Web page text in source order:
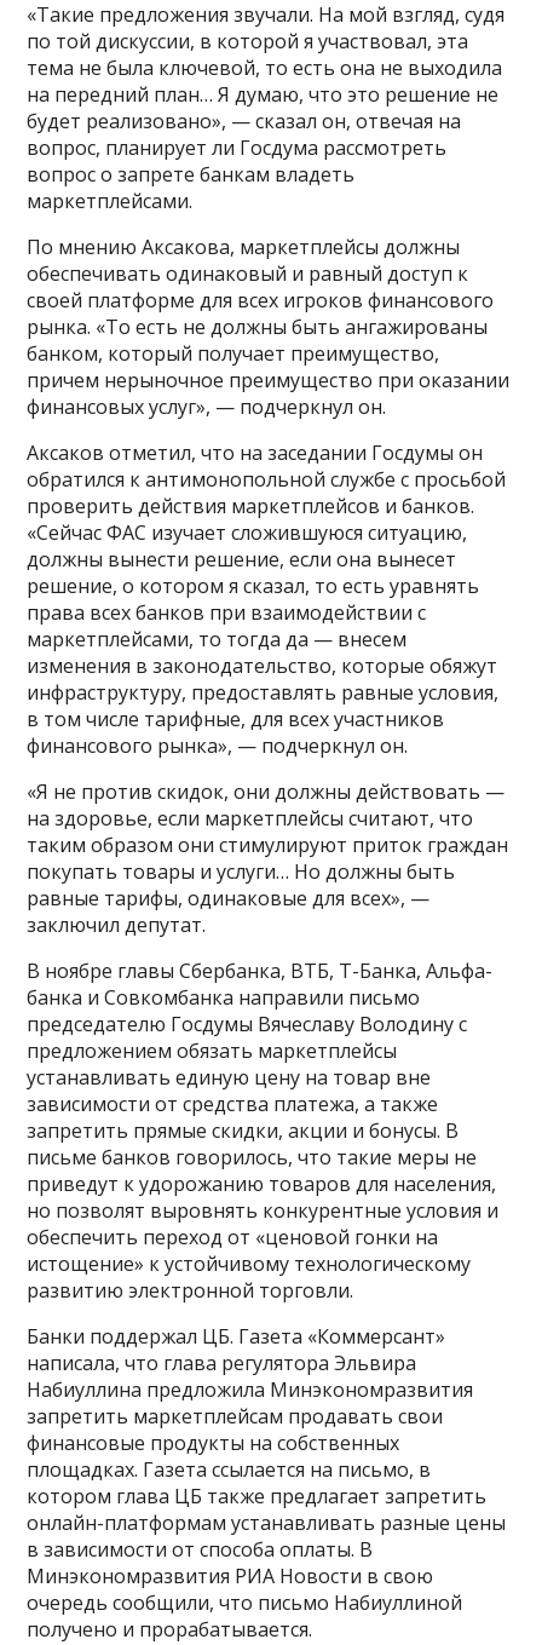
«Такие предложения звучали. На мой взгляд, судя
по той дискуссии, в которой я участвовал, эта
тема не была ключевой, то есть она не выходила
на передний план… Я думаю, что это решение не
будет реализовано», — сказал он, отвечая на
вопрос, планирует ли Госдума рассмотреть
вопрос о запрете банкам владеть
маркетплейсами.
По мнению Аксакова, маркетплейсы должны
обеспечивать одинаковый и равный доступ к
своей платформе для всех игроков финансового
рынка. «То есть не должны быть ангажированы
банком, который получает преимущество,
причем нерыночное преимущество при оказании
финансовых услуг», — подчеркнул он.
Аксаков отметил, что на заседании Госдумы он
обратился к антимонопольной службе с просьбой
проверить действия маркетплейсов и банков.
«Сейчас ФАС изучает сложившуюся ситуацию,
должны вынести решение, если она вынесет
решение, о котором я сказал, то есть уравнять
права всех банков при взаимодействии с
маркетплейсами, то тогда да — внесем
изменения в законодательство, которые обяжут
инфраструктуру, предоставлять равные условия,
в том числе тарифные, для всех участников
финансового рынка», — подчеркнул он.
«Я не против скидок, они должны действовать —
на здоровье, если маркетплейсы считают, что
таким образом они стимулируют приток граждан
покупать товары и услуги… Но должны быть
равные тарифы, одинаковые для всех», —
заключил депутат.
В ноябре главы Сбербанка, ВТБ, Т-Банка, Альфа-
банка и Совкомбанка направили письмо
председателю Госдумы Вячеславу Володину с
предложением обязать маркетплейсы
устанавливать единую цену на товар вне
зависимости от средства платежа, а также
запретить прямые скидки, акции и бонусы. В
письме банков говорилось, что такие меры не
приведут к удорожанию товаров для населения,
но позволят выровнять конкурентные условия и
обеспечить переход от «ценовой гонки на
истощение» к устойчивому технологическому
развитию электронной торговли.
Банки поддержал ЦБ. Газета «Коммерсант»
написала, что глава регулятора Эльвира
Набиуллина предложила Минэкономразвития
запретить маркетплейсам продавать свои
финансовые продукты на собственных
площадках. Газета ссылается на письмо, в
котором глава ЦБ также предлагает запретить
онлайн-платформам устанавливать разные цены
в зависимости от способа оплаты. В
Минэкономразвития РИА Новости в свою
очередь сообщили, что письмо Набиуллиной
получено и прорабатывается.